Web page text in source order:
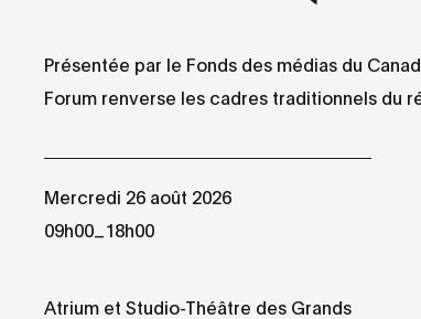
Présentée par le Fonds des médias du
Forum renverse les cadres traditionnels du
Mercredi 26 août 2026
09h00 18h00
Atrium et Studio-Théâtre des Grands